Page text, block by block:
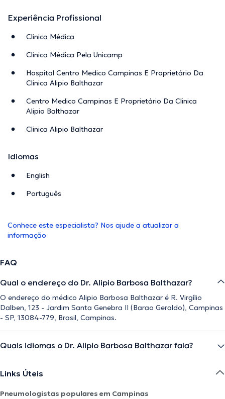
Experiência Profissional
Clinica Médica
Clínica Médica Pela Unicamp
Hospital Centro Medico Campinas E Proprietário Da
Clinica Alipio Balthazar
Centro Medico Campinas E Proprietário Da Clinica
Alipio Balthazar
Clinica Alipio Balthazar
Idiomas
English
Português
Conhece este especialista? Nos ajude a atualizar a
informação
FAQ
Qual o endereço do Dr. Alipio Barbosa Balthazar?
O endereço do médico Alipio Barbosa Balthazar é R. Virgílio
Dalben, 123 - Jardim Santa Genebra II (Barao Geraldo), Campinas
- SP, 13084-779, Brasil, Campinas.
Quais idiomas o Dr. Alipio Barbosa Balthazar fala?
Links Úteis
Pneumologistas populares em Campinas